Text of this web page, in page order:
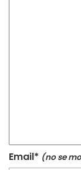
Email* (no se